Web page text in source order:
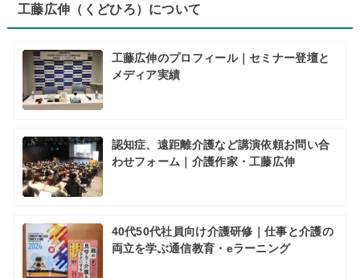
工藤広伸（くどひろ）について
工藤広伸のプロフィール｜セミナー登壇と
メディア実績
認知症、遠距離介護など講演依頼お問い合
わせフォーム｜介護作家・工藤広伸
40代50代社員向け介護研修｜仕事と介護の
両立を学ぶ通信教育・eラーニング